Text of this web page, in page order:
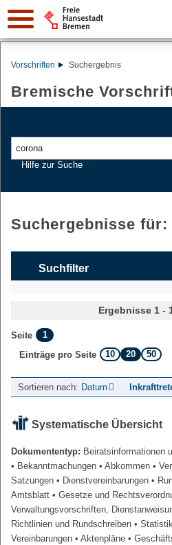
Vorschriften Suchergebnis
Bremische
Hilfe zur Suche
Suchergebnisse für:
Suchfilter
Ergebnisse 1 -
Seite
1
Einträge pro Seite
10 20 50
Sortieren nach: Datum
Systematische Übersicht
Dokumententyp: Beiratsinformationen
• Bekanntmachungen • Abkommen •
Satzungen • Dienstvereinbarungen •
Amtsblatt • Gesetze und
Verwaltungsvorschriften,
Richtlinien und Rundschreiben •
Vereinbarungen • Aktenpläne •